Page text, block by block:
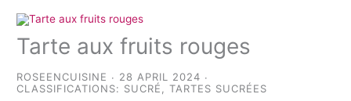
Tarte aux fruits rouges
ROSEENCUISINE
28 APRIL 2024
CLASSIFICATIONS: SUCRÉ ,TARTES SUCRÉES